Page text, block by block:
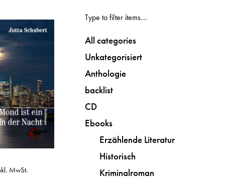
MwSt.
All categories
Unkategorisiert
Anthologie
backlist
CD
Ebooks
Erzählende Literatur
Historisch
Kriminalroman